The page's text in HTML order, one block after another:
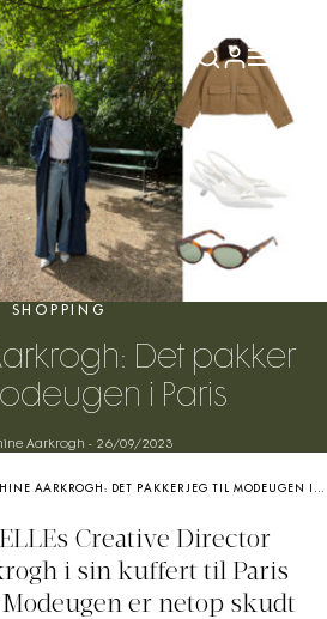
SHOPPING
Det pakker
i Paris
Aarkrogh - 26/09/2023
AARKROGH: DET PAKKER JEG TIL MODEUGEN I PARIS
Creative Director
i sin kuffert til Paris
er netop skudt